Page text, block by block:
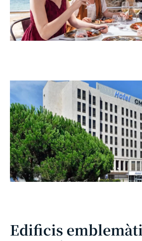
Edificis